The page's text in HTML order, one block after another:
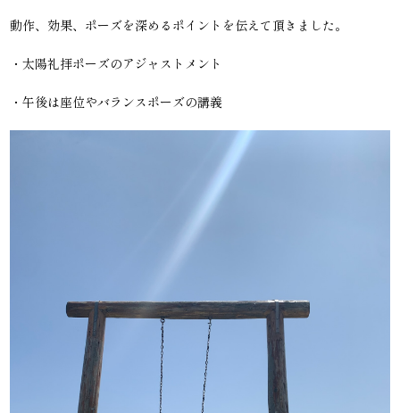
動作、効果、ポーズを深めるポイントを伝えて頂きました。
・太陽礼拝ポーズのアジャストメント
・午後は座位やバランスポーズの講義